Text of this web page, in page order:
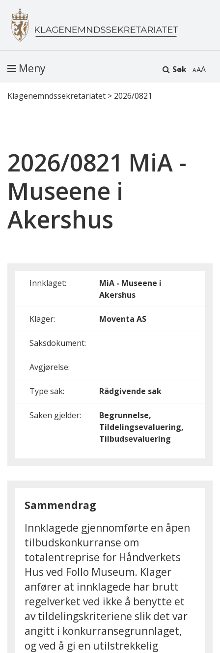
Søk A
Meny
Klagenemndssekretariatet > 2026/0821
2026/0821 MiA -
Museene i
Akershus
Innklaget:
MiA - Museene i
Akershus
Klager: Moventa AS
Saksdokument:
Avgjørelse:
Type sak: Rådgivende sak
Saken gjelder:
Begrunnelse,
Tildelingsevaluering,
Tilbudsevaluering
Sammendrag
Innklagede gjennomførte en åpen
tilbudskonkurranse om
totalentreprise for Håndverkets
Hus ved Follo Museum. Klager
anfører at innklagede har brutt
regelverket ved ikke å benytte et
av tildelingskriteriene slik det var
angitt i konkurransegrunnlaget,
og ved å gi en utilstrekkelig